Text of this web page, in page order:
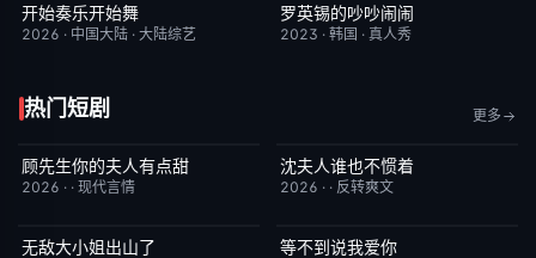
更新至第3期
开始奏乐开始舞
2026 · 中国大陆 · 大陆综艺
昨日更新
罗英锡的吵吵闹闹
2023 · 韩国 · 真人秀
热门短剧 更多
已完结
顾先生你的夫人有点甜
2026 · · 现代言情
已完结
沈夫人谁也不惯着
2026 · · 反转爽文
已完结
无敌大小姐出山了 已完结
等不到说我爱你